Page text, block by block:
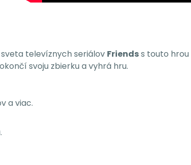
televíznych seriálov Friendss touto hrou
svoju zbierku a vyhrá hru.
a viac.